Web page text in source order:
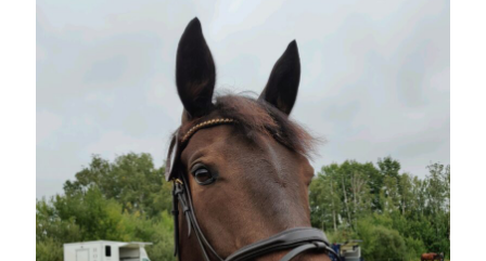
Hej och välkomna till min blogg! Jag heter Ellen och är född 1996. På
denna bloggen kan ni följa min resa med hästarna, från ponnytävlingar i
dressyr & hoppning till MSV hopp & dressyr på stor häst.
Sök
Senaste inläggen